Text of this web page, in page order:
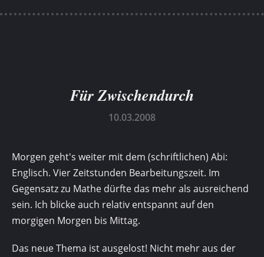
Für Zwischendurch
10.03.2008
Morgen geht's weiter mit dem (schriftlichen) Abi:
Englisch. Vier Zeitstunden Bearbeitungszeit. Im
Gegensatz zu Mathe dürfte das mehr als ausreichend
sein. Ich blicke auch relativ entspannt auf den
morgigen Morgen bis Mittag.
Das neue Thema ist ausgelost! Nicht mehr aus der